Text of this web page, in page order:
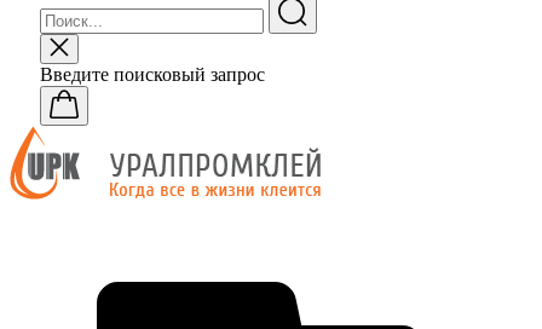
Введите поисковый запрос